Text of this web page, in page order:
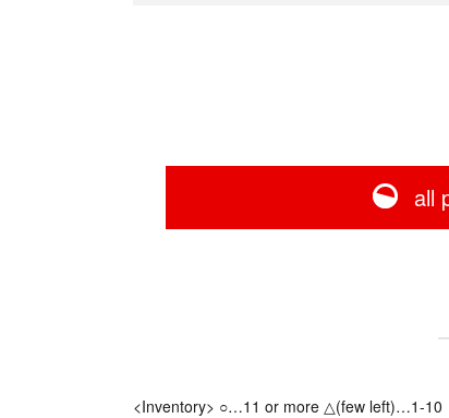
all
<Inventory> ○…11 or more △(few left)…1-10